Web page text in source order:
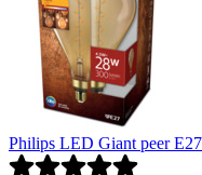
Philips LED Giant peer